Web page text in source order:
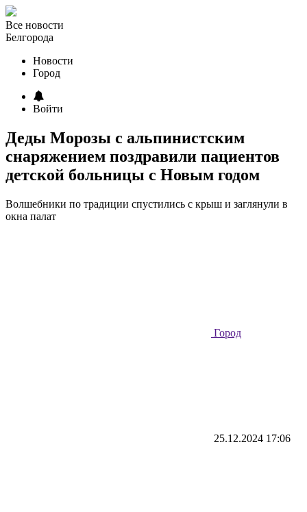
Все новости
Белгорода
Новости
Город
Войти
Деды Морозы с альпинистским
снаряжением поздравили пациентов
детской больницы с Новым годом
Волшебники по традиции спустились с крыш и заглянули в
окна палат
Город
25.12.2024 17:06